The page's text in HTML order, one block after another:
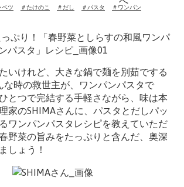
ベツ ＃たけのこ ＃だし ＃パスタ
＃ワンパン
いけれど、大きな鍋で麺を別茹でする
な時の救世主が、ワンパンパスタで
とつで完結する手軽さながら、味は本
家のSHIMAさんに、パスタとだしパッ
ワンパンパスタレシピを教えていただ
野菜の旨みをたっぷりと含んだ、奥深
しょう！